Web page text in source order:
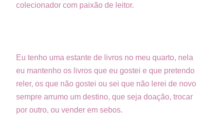
colecionador com paixão de leitor.
Eu tenho uma estante de livros no meu quarto, nela
eu mantenho os livros que eu gostei e que pretendo
reler, os que não gostei ou sei que não lerei de novo
sempre arrumo um destino, que seja doação, trocar
por outro, ou vender em sebos.